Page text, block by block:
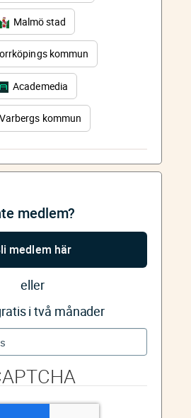
Malmö stad
kommun
Academedia
Varbergs kommun
medlem?
medlem här
eller
i två månader